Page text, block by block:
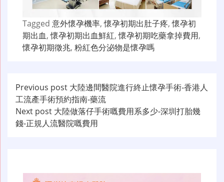
Tagged 意外懷孕機率,懷孕初期出肚子疼,懷孕初
期出血,懷孕初期出血鮮紅,懷孕初期吃藥拿掉費用,
懷孕初期徵兆, 粉紅色分泌物是懷孕嗎
文
章
导
Previous post 大陸邊間醫院進行終止懷孕手術-香港人
工流產手術預約指南-藥流
Next post 大陸做落仔手術嘅費用系多少-深圳打胎幾
錢-正規人流醫院嘅費用